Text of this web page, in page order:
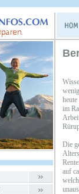
im
Die
auf